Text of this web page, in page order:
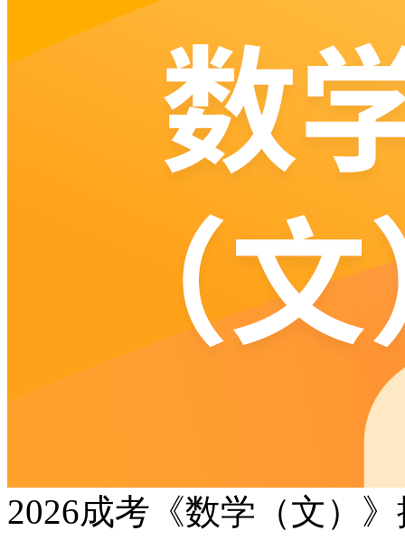
2026成考《数学（文）